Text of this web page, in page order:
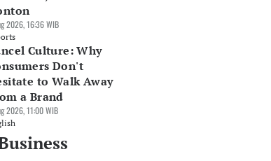
Belum
ke
WIB
Dorong Kinerja,
Daihatsu Rilis
Kesehatan
2026, 16:36 WIB
Culture: Why
Don't
to Walk Away
a Brand
2026, 11:00 WIB